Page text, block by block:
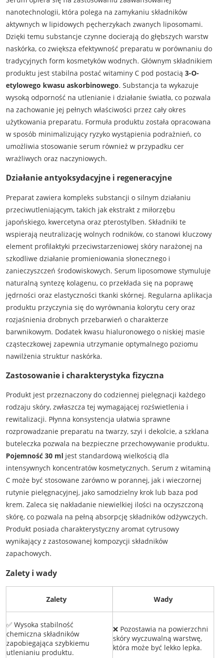
nanotechnologii, która polega na zamykaniu składników
aktywnych w lipidowych pęcherzykach zwanych liposomami.
Dzięki temu substancje czynne docierają do głębszych warstw
naskórka, co zwiększa efektywność preparatu w porównaniu do
tradycyjnych form kosmetyków wodnych. Głównym składnikiem
produktu jest stabilna postać witaminy C pod postacią 3-O-
etylowego kwasu askorbinowego. Substancja ta wykazuje
wysoką odporność na utlenianie i działanie światła, co pozwala
na zachowanie jej pełnych właściwości przez cały okres
użytkowania preparatu. Formuła produktu została opracowana
w sposób minimalizujący ryzyko wystąpienia podrażnień, co
umożliwia stosowanie serum również w przypadku cer
wrażliwych oraz naczyniowych.
Działanie antyoksydacyjne i regeneracyjne
Preparat zawiera kompleks substancji o silnym działaniu
przeciwutleniającym, takich jak ekstrakt z miłorzębu
japońskiego, kwercetyna oraz pterostylben. Składniki te
wspierają neutralizację wolnych rodników, co stanowi kluczowy
element profilaktyki przeciwstarzeniowej skóry narażonej na
szkodliwe działanie promieniowania słonecznego i
zanieczyszczeń środowiskowych. Serum liposomowe stymuluje
naturalną syntezę kolagenu, co przekłada się na poprawę
jędrności oraz elastyczności tkanki skórnej. Regularna aplikacja
produktu przyczynia się do wyrównania kolorytu cery oraz
rozjaśnienia drobnych przebarwień o charakterze
barwnikowym. Dodatek kwasu hialuronowego o niskiej masie
cząsteczkowej zapewnia utrzymanie optymalnego poziomu
nawilżenia struktur naskórka.
Zastosowanie i charakterystyka fizyczna
Produkt jest przeznaczony do codziennej pielęgnacji każdego
rodzaju skóry, zwłaszcza tej wymagającej rozświetlenia i
rewitalizacji. Płynna konsystencja ułatwia sprawne
rozprowadzanie preparatu na twarzy, szyi i dekolcie, a szklana
buteleczka pozwala na bezpieczne przechowywanie produktu.
Pojemność 30 mljest standardową wielkością dla
intensywnych koncentratów kosmetycznych. Serum z witaminą
C może być stosowane zarówno w porannej, jak i wieczornej
rutynie pielęgnacyjnej, jako samodzielny krok lub baza pod
krem. Zaleca się nakładanie niewielkiej ilości na oczyszczoną
skórę, co pozwala na pełną absorpcję składników odżywczych.
Produkt posiada charakterystyczny aromat cytrusowy
wynikający z zastosowanej kompozycji składników
zapachowych.
Zalety i wady
Zalety Wady
✅ Wysoka stabilność
chemiczna składników
zapobiegająca szybkiemu
utlenianiu produktu.
❌ Pozostawia na powierzchni
skóry wyczuwalną warstwę,
która może być lekko lepka.